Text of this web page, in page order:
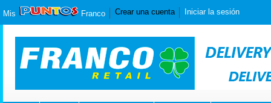
Mis Franco Crear una cuenta Iniciar la sesión